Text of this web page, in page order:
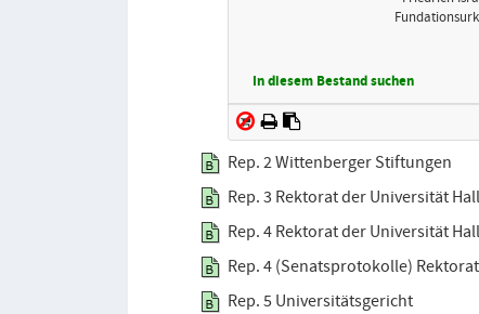
In diesem Bestand suchen
Rep. 2 Wittenberger Stiftungen
Rep. 3 Rektorat der Universität
Rep. 4 Rektorat der Universität
Rep. 4 (Senatsprotokolle)
Rep. 5 Universitätsgericht